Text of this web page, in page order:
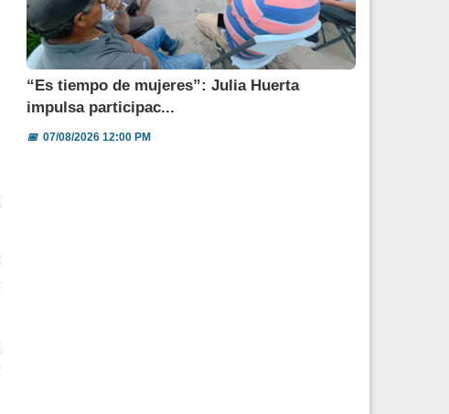
“Es tiempo de mujeres”: Julia Huerta
impulsa participac...
📅07/08/2026 12:00 PM